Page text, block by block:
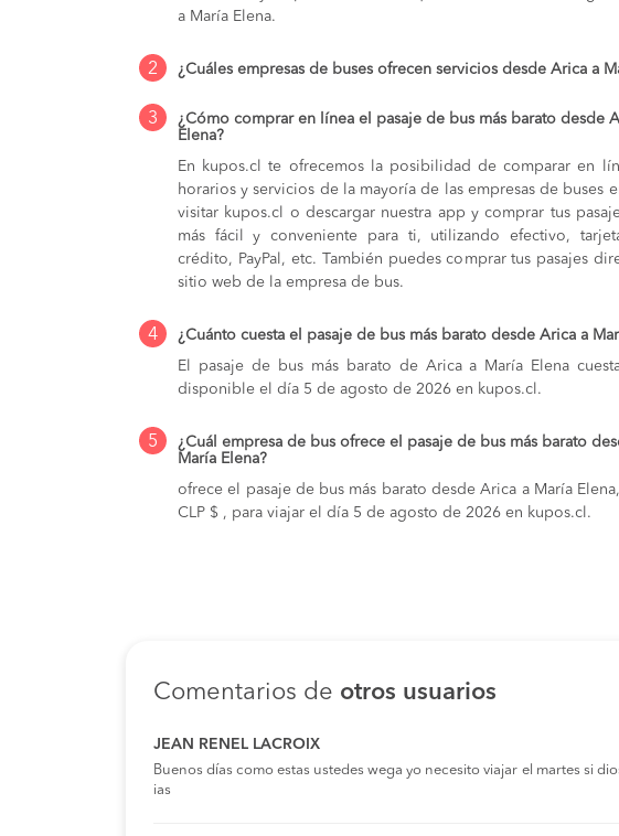
a María Elena.
2 ¿Cuáles empresas de buses ofrecen servicios desde Arica a
3
¿Cómo comprar en línea el pasaje de bus más barato desde
Elena?
En kupos.cl te ofrecemos la posibilidad de comparar en
horarios y servicios de la mayoría de las empresas de buses
visitar kupos.cl o descargar nuestra app y comprar tus
más fácil y conveniente para ti, utilizando efectivo,
crédito, PayPal, etc. También puedes comprar tus pasajes
sitio web de la empresa de bus.
4
¿Cuánto cuesta el pasaje de bus más barato desde Arica a
El pasaje de bus más barato de Arica a María Elena
disponible el día 5 de agosto de 2026 en kupos.cl.
5
¿Cuál empresa de bus ofrece el pasaje de bus más barato
María Elena?
ofrece el pasaje de bus más barato desde Arica a María
CLP $ , para viajar el día 5 de agosto de 2026 en kupos.cl.
Comentarios de otros usuarios
JEAN RENEL LACROIX
Buenos días como estas ustedes wega yo necesito viajar el martes si
ias